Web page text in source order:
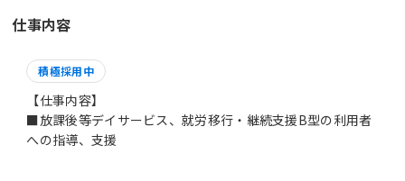
仕事内容
積極採用中
【仕事内容】
■放課後等デイサービス、就労移行・継続支援B型の利用者
への指導、支援